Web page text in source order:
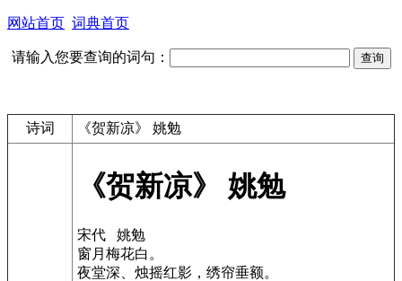
网站首页 词典首页
请输入您要查询的词句：
诗词 《贺新凉》 姚勉
《贺新凉》 姚勉
宋代 姚勉
窗月梅花白。
夜堂深、烛摇红影，绣帘垂额。